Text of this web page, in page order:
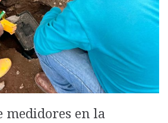
medidores en la